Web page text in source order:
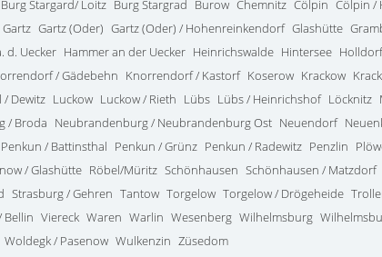
Burg Stargard/ Loitz Burg Stargrad Burow Chemnitz Cölpin Cölpin /
Gartz Gartz (Oder) Gartz (Oder) / Hohenreinkendorf Glashütte
d. Uecker Hammer an der Uecker Heinrichswalde Hintersee
/ Gädebehn Knorrendorf / Kastorf Koserow Krackow
/ Dewitz Luckow Luckow / Rieth Lübs Lübs / Heinrichshof Löcknitz
/ Broda Neubrandenburg / Neubrandenburg Ost Neuendorf
Penkun / Battinsthal Penkun / Grünz Penkun / Radewitz Penzlin
/ Glashütte Röbel/Müritz Schönhausen Schönhausen / Matzdorf
Strasburg / Gehren Tantow Torgelow Torgelow / Drögeheide
Bellin Viereck Waren Warlin Wesenberg Wilhelmsburg
Woldegk / Pasenow Wulkenzin Züsedom